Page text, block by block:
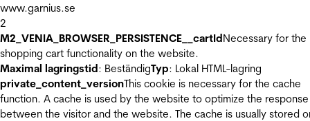
www.garnius.se
2
M2_VENIA_BROWSER_PERSISTENCE__cartIdNecessary for the
shopping cart functionality on the website.
Maximal lagringstid: BeständigTyp: Lokal HTML-lagring
private_content_versionThis cookie is necessary for the cache
function. A cache is used by the website to optimize the
between the visitor and the website. The cache is usually stored